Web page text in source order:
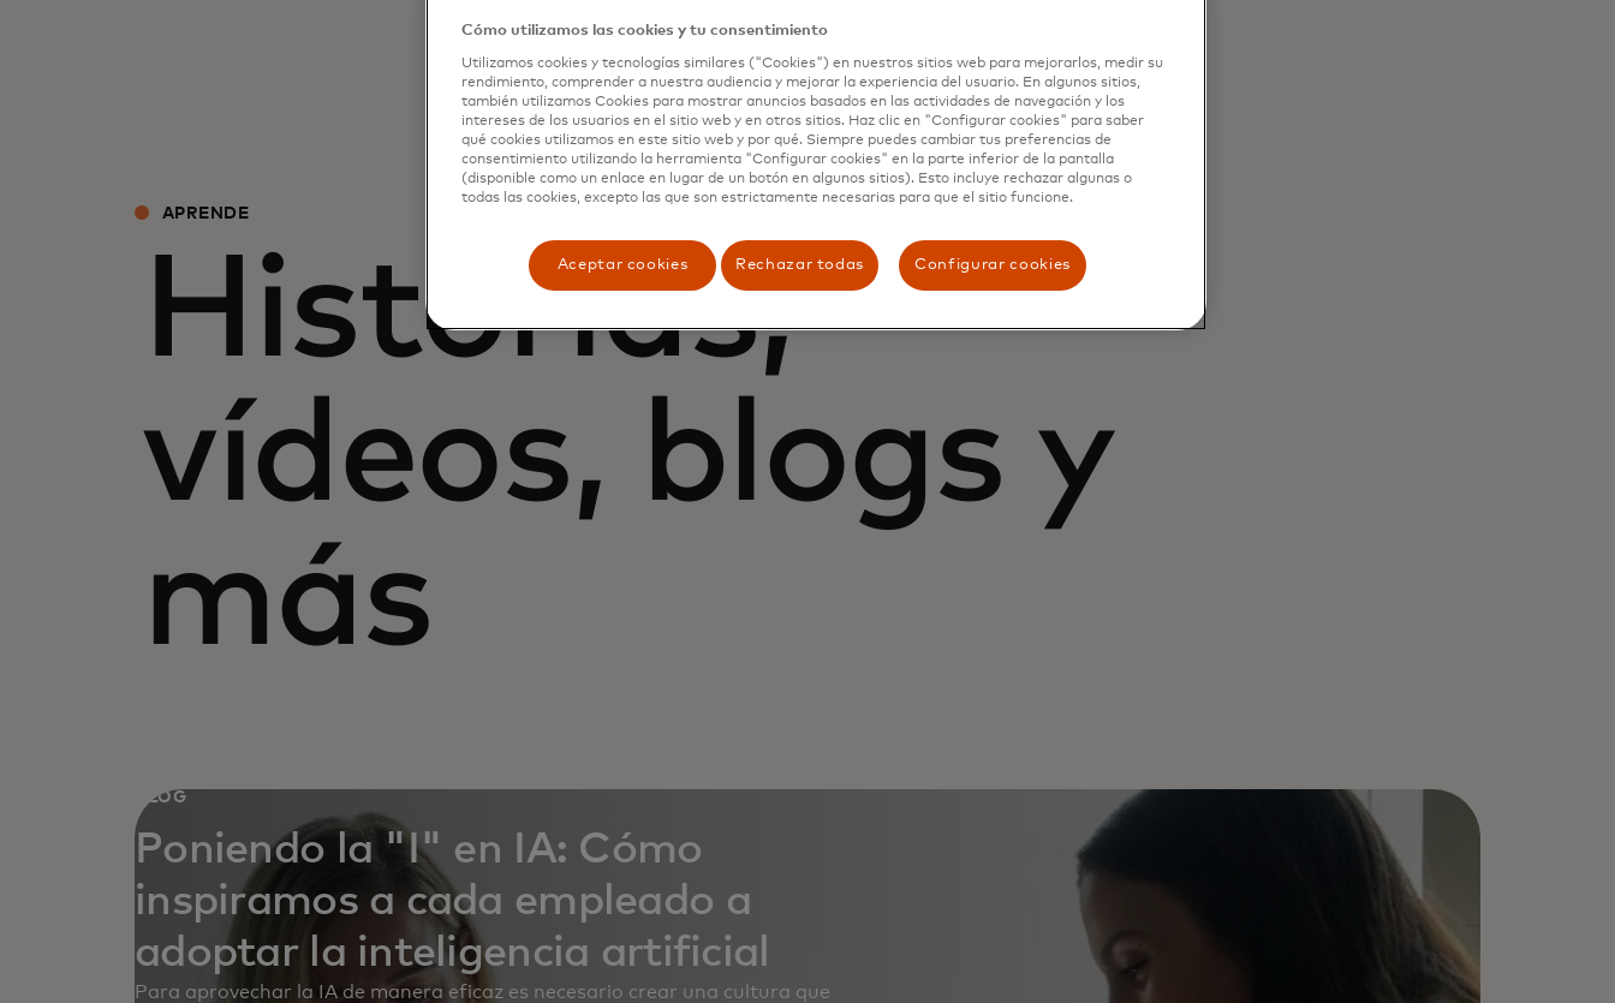
APRENDE
Historias,
vídeos, blogs y
más
BLOG
Poniendo la "I" en IA: Cómo
inspiramos a cada empleado a
adoptar la inteligencia artificial
Para aprovechar la IA de manera eficaz es necesario crear una cultura que
Cómo utilizamos las cookies y tu consentimiento
Utilizamos cookies y tecnologías similares ("Cookies") en nuestros sitios web para mejorarlos, medir su
rendimiento, comprender a nuestra audiencia y mejorar la experiencia del usuario. En algunos sitios,
también utilizamos Cookies para mostrar anuncios basados en las actividades de navegación y los
intereses de los usuarios en el sitio web y en otros sitios. Haz clic en "Configurar cookies" para saber
qué cookies utilizamos en este sitio web y por qué. Siempre puedes cambiar tus preferencias de
consentimiento utilizando la herramienta "Configurar cookies" en la parte inferior de la pantalla
(disponible como un enlace en lugar de un botón en algunos sitios). Esto incluye rechazar algunas o
todas las cookies, excepto las que son estrictamente necesarias para que el sitio funcione.
Aceptar cookies Rechazar todas Configurar cookies